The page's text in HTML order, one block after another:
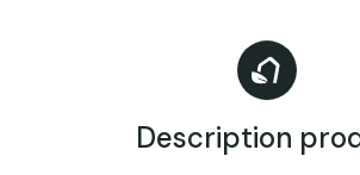
Description